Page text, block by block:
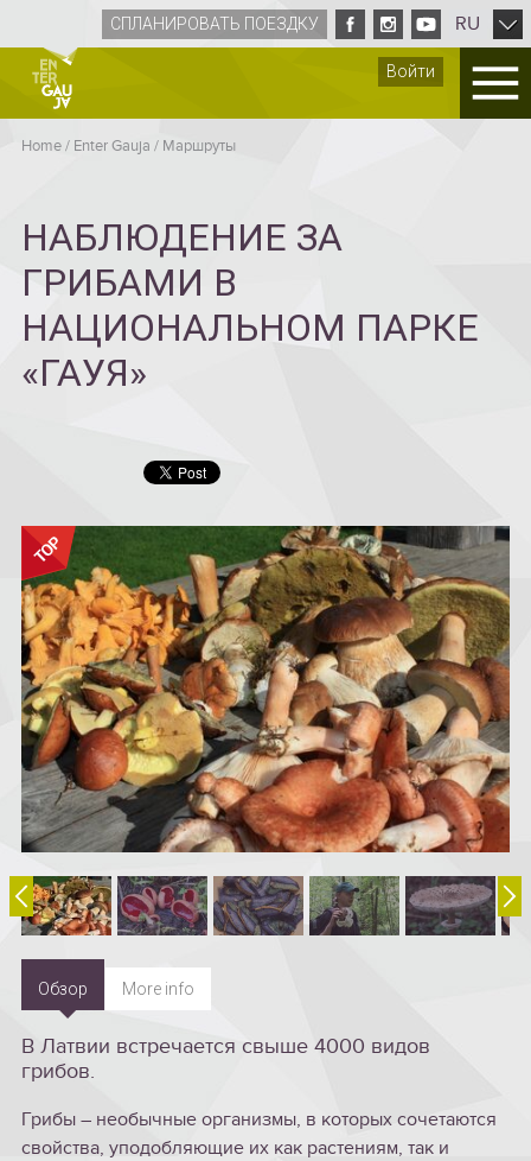
Войти
СПЛАНИРОВАТЬ ПОЕЗДКУ RU
Home/ Enter Gauja / Mаршруты
НАБЛЮДЕНИЕ ЗА
ГРИБАМИ В
НАЦИОНАЛЬНОМ ПАРКЕ
«ГАУЯ»
Oбзор More info
В Латвии встречается свыше 4000 видов
грибов.
Грибы – необычные организмы, в которых сочетаются
свойства, уподобляющие их как растениям, так и